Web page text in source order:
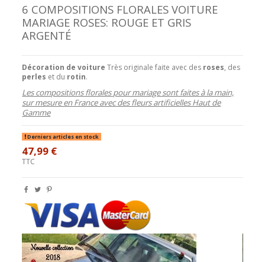
6 COMPOSITIONS FLORALES VOITURE
MARIAGE ROSES: ROUGE ET GRIS
ARGENTÉ
Décoration de voiture Très originale faite avec des roses, des
perles et du rotin.
Les compositions florales pour mariage sont faites à la main,
sur mesure en France avec des fleurs artificielles Haut de
Gamme
Derniers articles en stock
47,99 €
TTC